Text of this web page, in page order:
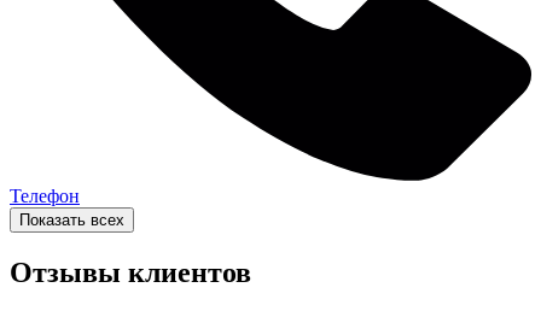
Телефон
Показать всех
Отзывы клиентов